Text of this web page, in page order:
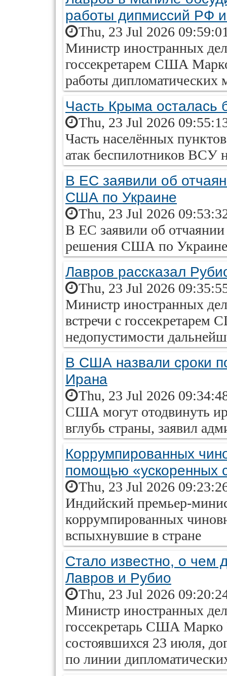
работы дипмиссий РФ
Thu, 23 Jul 2026
Министр иностранных
госсекретарем США
работы дипломатических
Часть Крыма осталась
Thu, 23 Jul 2026
Часть населённых
атак беспилотников ВСУ
В ЕС заявили об
США по Украине
Thu, 23 Jul 2026
В ЕС заявили об
решения США по Украине
Лавров рассказал
Thu, 23 Jul 2026
Министр иностранных
встречи с
недопустимости
В США назвали сроки
Ирана
Thu, 23 Jul 2026
США могут отодвинуть
вглубь страны, заявил
Коррумпированных
помощью «ускоренных
Thu, 23 Jul 2026
Индийский премьер-
коррумпированных
вспыхнувшие в стране
Стало известно, о чем
Лавров и Рубио
Thu, 23 Jul 2026
Министр иностранных
госсекретарь США Марко
состоявшихся 23 июля,
по линии